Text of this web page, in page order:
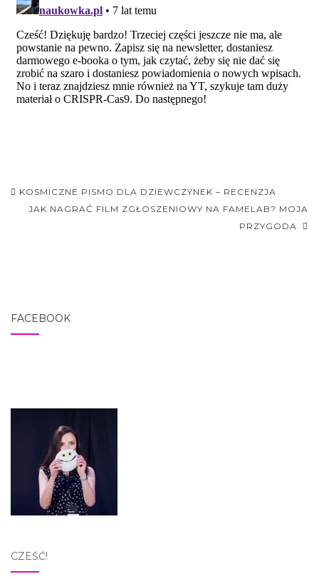
Nawigacja
postu
KOSMICZNE PISMO DLA DZIEWCZYNEK – RECENZJA
JAK NAGRAĆ FILM ZGŁOSZENIOWY NA FAMELAB? MOJA
PRZYGODA.
FACEBOOK
CZEŚĆ!